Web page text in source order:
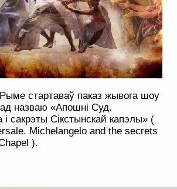
Рыме стартаваў паказ жывога шоу
назваю «Апошні Суд.
і сакрэты Сікстынскай капэлы» (
Michelangelo and the secrets
).